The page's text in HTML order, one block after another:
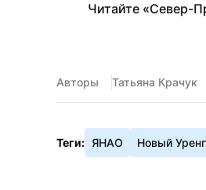
Читайте «Север-
Авторы Татьяна Крачук
Теги: ЯНАО Новый